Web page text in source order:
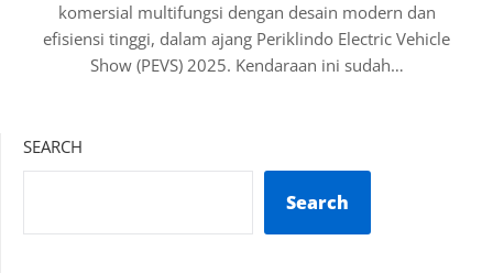
komersial multifungsi dengan desain modern dan
efisiensi tinggi, dalam ajang Periklindo Electric Vehicle
Show (PEVS) 2025. Kendaraan ini sudah…
SEARCH
Search